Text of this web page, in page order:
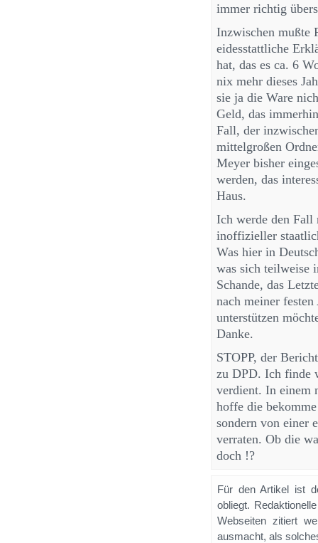
immer richtig
Inzwischen mußte
eidesstattliche
hat, das es ca. 6
nix mehr dieses
sie ja die Ware
Geld, das
Fall, der
mittelgroßen
Meyer bisher
werden, das
Haus.
Ich werde den Fall
inoffizieller
Was hier in
was sich teilweise
Schande, das
nach meiner
unterstützen
Danke.
STOPP, der
zu DPD. Ich finde
verdient. In einem
hoffe die
sondern von einer
verraten. Ob die
doch !?
Für den Artikel ist
obliegt.
Webseiten zitiert
ausmacht, als